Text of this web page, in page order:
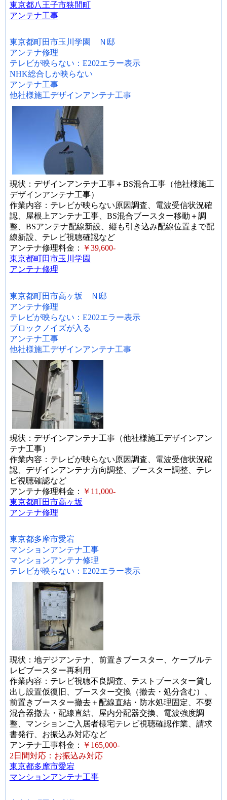
東京都八王子市狭間町
アンテナ工事
東京都町田市玉川学園 Ｎ邸
アンテナ修理
テレビが映らない：E202エラー表示
NHK総合しか映らない
アンテナ工事
他社様施工デザインアンテナ工事
現状：デザインアンテナ工事＋BS混合工事（他社様施工
デザインアンテナ工事）
作業内容：テレビが映らない原因調査、電波受信状況確
認、屋根上アンテナ工事、BS混合ブースター移動＋調
整、BSアンテナ配線新設、縦も引き込み配線位置まで配
線新設、テレビ視聴確認など
アンテナ修理料金：
￥39,600-
東京都町田市玉川学園
アンテナ修理
東京都町田市高ヶ坂 Ｎ邸
アンテナ修理
テレビが映らない：E202エラー表示
ブロックノイズが入る
アンテナ工事
他社様施工デザインアンテナ工事
現状：デザインアンテナ工事（他社様施工デザインアン
テナ工事）
作業内容：テレビが映らない原因調査、電波受信状況確
認、デザインアンテナ方向調整、ブースター調整、テレ
ビ視聴確認など
アンテナ修理料金：
￥11,000-
東京都町田市高ヶ坂
アンテナ修理
東京都多摩市愛宕
マンションアンテナ工事
マンションアンテナ修理
テレビが映らない：E202エラー表示
現状：地デジアンテナ、前置きブースター、ケーブルテ
レビブースター再利用
作業内容：テレビ視聴不良調査、テストブースター貸し
出し設置仮復旧、ブースター交換（撤去・処分含む）、
前置きブースター撤去＋配線直結・防水処理固定、不要
混合器撤去・配線直結、屋内分配器交換、電波強度調
整、マンションご入居者様宅テレビ視聴確認作業、請求
書発行、お振込み対応など
アンテナ工事料金：
￥165,000-
2日間対応：お振込み対応
東京都多摩市愛宕
マンションアンテナ工事